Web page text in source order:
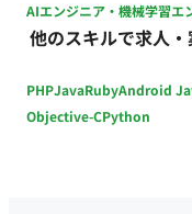
AIエンジニア・機械学習エ
他のスキルで求人
PHPJavaRubyAndroid
Objective-CPython